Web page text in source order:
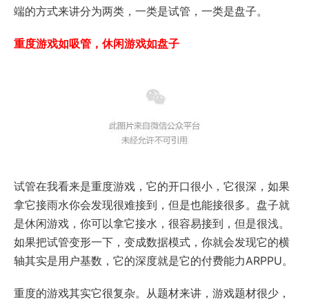
端的方式来讲分为两类，一类是试管，一类是盘子。
重度游戏如吸管，休闲游戏如盘子
试管在我看来是重度游戏，它的开口很小，它很深，如果
拿它接雨水你会发现很难接到，但是也能接很多。盘子就
是休闲游戏，你可以拿它接水，很容易接到，但是很浅。
如果把试管变形一下，变成数据模式，你就会发现它的横
轴其实是用户基数，它的深度就是它的付费能力ARPPU。
重度的游戏其实它很复杂。从题材来讲，游戏题材很少，